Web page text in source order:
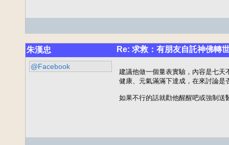
朱漢忠 Re: 求救：有朋友自託神佛轉
@Facebook
建議他做一個量表實驗，內容是七
健康、元氣滿滿下達成，在來討論是
如果不行的話就勸他醒醒吧或強制送